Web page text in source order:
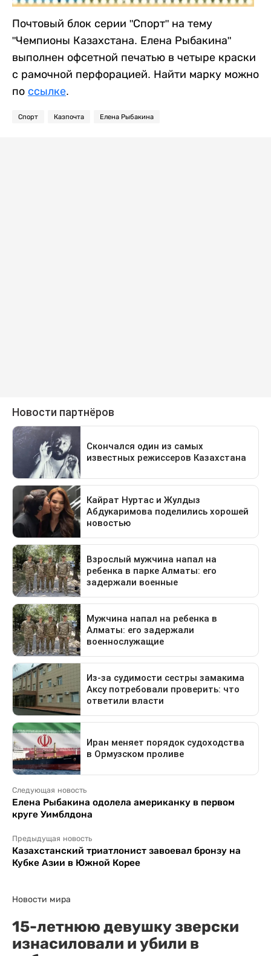
Почтовый блок серии "Спорт" на тему
"Чемпионы Казахстана. Елена Рыбакина"
выполнен офсетной печатью в четыре краски
с рамочной перфорацией. Найти марку можно
по ссылке.
Спорт Казпочта Елена Рыбакина
Следующая новость
Елена Рыбакина одолела американку в первом
круге Уимблдона
Предыдущая новость
Казахстанский триатлонист завоевал бронзу на
Кубке Азии в Южной Корее
Новости мира
15-летнюю девушку зверски
изнасиловали и убили в